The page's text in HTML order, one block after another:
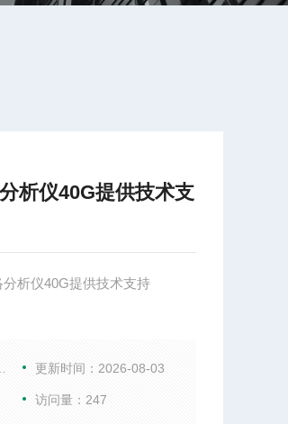
析仪40G提供技术支
分析仪40G提供技术支持
动态范围 138 dB 动态范围，可
持 110 dB
更新时间：2026-08-03
访问量：247